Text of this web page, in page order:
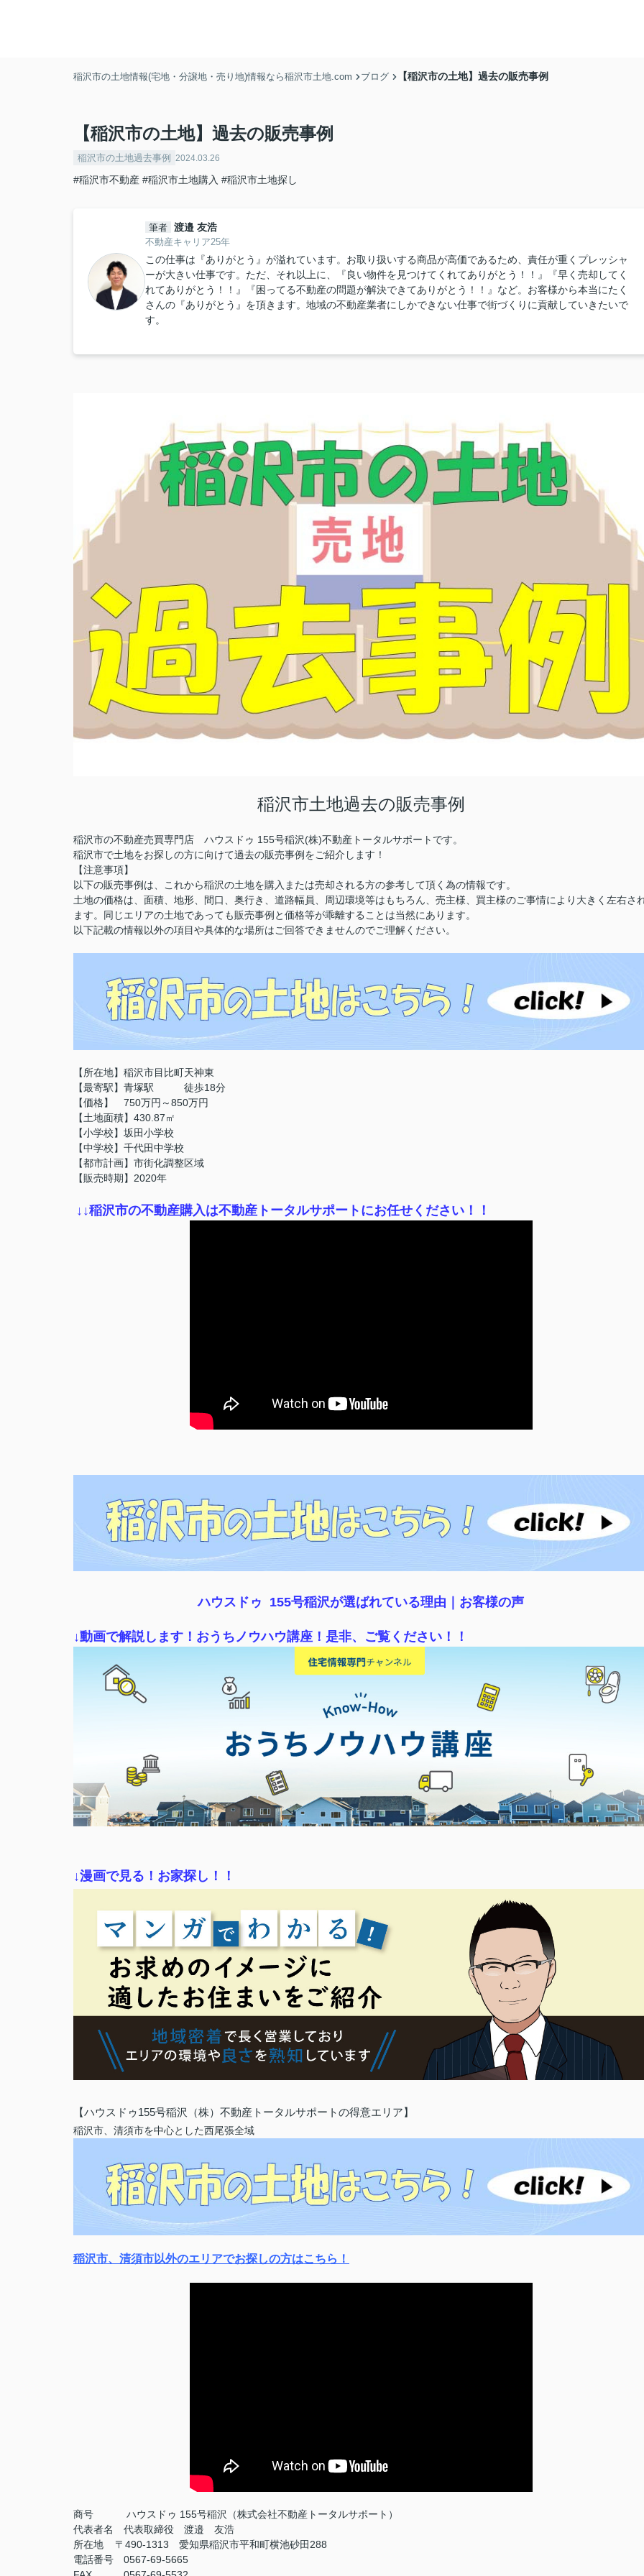
稲沢市の土地情報(宅地・分譲地・売り地)情報なら稲沢市土地.com ブログ 【稲沢市の土地】過去の販売事例
【稲沢市の土地】過去の販売事例
稲沢市の土地過去事例 2024.03.26
#稲沢市不動産 #稲沢市土地購入 #稲沢市土地探し
筆者 渡邉 友浩
不動産キャリア25年
この仕事は『ありがとう』が溢れています。お取り扱いする商品が高価であるため、責任が重くプレッシャ
ーが大きい仕事です。ただ、それ以上に、『良い物件を見つけてくれてありがとう！！』『早く売却してく
れてありがとう！！』『困ってる不動産の問題が解決できてありがとう！！』など。お客様から本当にたく
さんの『ありがとう』を頂きます。地域の不動産業者にしかできない仕事で街づくりに貢献していきたいで
す。
稲沢市土地過去の販売事例
稲沢市の不動産売買専門店 ハウスドゥ 155号稲沢(株)不動産トータルサポートです。
稲沢市で土地をお探しの方に向けて過去の販売事例をご紹介します！
【注意事項】
以下の販売事例は、これから稲沢の土地を購入または売却される方の参考して頂く為の情報です。
土地の価格は、面積、地形、間口、奥行き、道路幅員、周辺環境等はもちろん、売主様、買主様のご事情により大きく左右さ
ます。同じエリアの土地であっても販売事例と価格等が乖離することは当然にあります。
以下記載の情報以外の項目や具体的な場所はご回答できませんのでご理解ください。
【所在地】稲沢市目比町天神東
【最寄駅】青塚駅 徒歩18分
【価格】 750万円～850万円
【土地面積】430.87㎡
【小学校】坂田小学校
【中学校】千代田中学校
【都市計画】市街化調整区域
【販売時期】2020年
↓ ↓稲沢市の不動産購入は不動産トータルサポートにお任せください！！
ハウスドゥ 155号稲沢が選ばれている理由｜ お客様の声
↓動画で解説します！おうちノウハウ講座！是非、ご覧ください！！
↓漫画で見る！お家探し！！
【ハウスドゥ155号稲沢（株）不動産トータルサポートの得意エリア】
稲沢市、清須市を中心とした西尾張全域
稲沢市、清須市以外のエリアでお探しの方はこちら！
商号
ハウスドゥ 155号稲沢（株式会社不動産トータルサポート）
代表者名 代表取締役 渡邉 友浩
所在地 〒490-1313 愛知県稲沢市平和町横池砂田288
電話番号 0567-69-5665